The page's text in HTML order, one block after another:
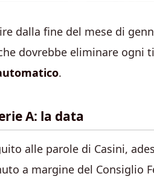
dalla fine del mese di
dovrebbe eliminare ogni
.
A: la data
alle parole di Casini,
a margine del Consiglio